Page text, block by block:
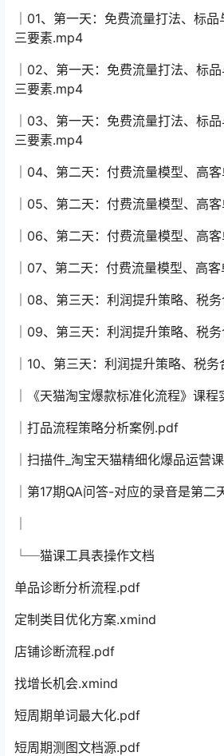
│01、第一天：免费流量打法、标
三要素.mp4
│02、第一天：免费流量打法、标
三要素.mp4
│03、第一天：免费流量打法、标
三要素.mp4
│04、第二天：付费流量模型、高
│05、第二天：付费流量模型、高
│06、第二天：付费流量模型、高
│07、第二天：付费流量模型、高
│08、第三天：利润提升策略、税
│09、第三天：利润提升策略、税
│10、第三天：利润提升策略、税
│《天猫淘宝爆款标准化流程》课
│打品流程策略分析案例.pdf
│扫描件_淘宝天猫精细化爆品运营
│第17期QA问答-对应的录音是第二
└─猫课工具表操作文档
单品诊断分析流程.pdf
定制类目优化方案.xmind
店铺诊断流程.pdf
找增长机会.xmind
短周期单词最大化.pdf
短周期测图文档源.pdf